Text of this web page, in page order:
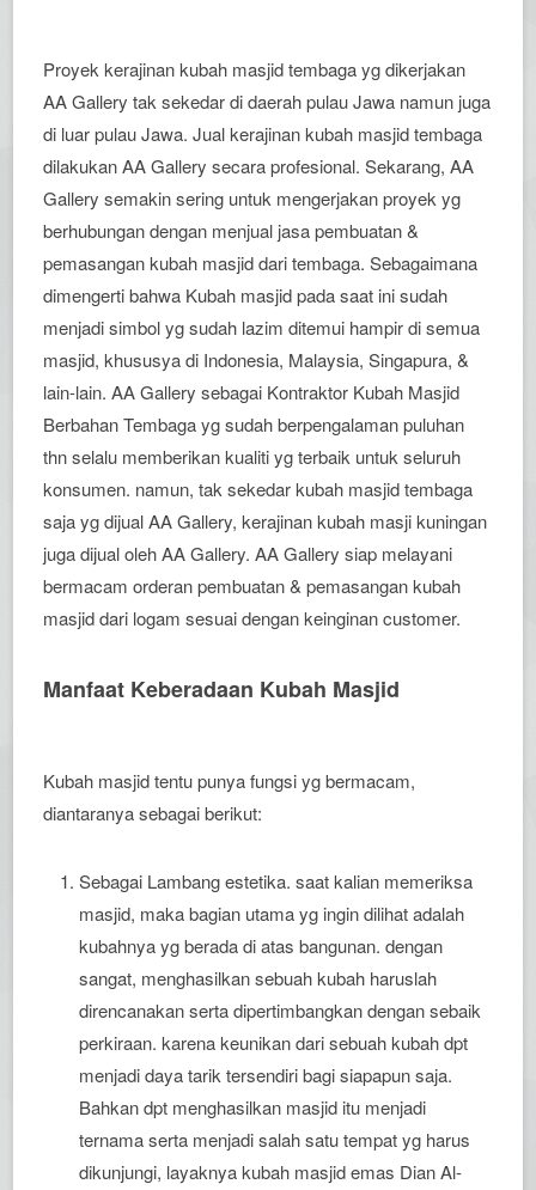
Proyek kerajinan kubah masjid tembaga yg dikerjakan
AA Gallery tak sekedar di daerah pulau Jawa namun juga
di luar pulau Jawa. Jual kerajinan kubah masjid tembaga
dilakukan AA Gallery secara profesional. Sekarang, AA
Gallery semakin sering untuk mengerjakan proyek yg
berhubungan dengan menjual jasa pembuatan &
pemasangan kubah masjid dari tembaga. Sebagaimana
dimengerti bahwa Kubah masjid pada saat ini sudah
menjadi simbol yg sudah lazim ditemui hampir di semua
masjid, khususya di Indonesia, Malaysia, Singapura, &
lain-lain. AA Gallery sebagai Kontraktor Kubah Masjid
Berbahan Tembaga yg sudah berpengalaman puluhan
thn selalu memberikan kualiti yg terbaik untuk seluruh
konsumen. namun, tak sekedar kubah masjid tembaga
saja yg dijual AA Gallery, kerajinan kubah masji kuningan
juga dijual oleh AA Gallery. AA Gallery siap melayani
bermacam orderan pembuatan & pemasangan kubah
masjid dari logam sesuai dengan keinginan customer.
Manfaat Keberadaan Kubah Masjid
Kubah masjid tentu punya fungsi yg bermacam,
diantaranya sebagai berikut:
Sebagai Lambang estetika. saat kalian memeriksa
masjid, maka bagian utama yg ingin dilihat adalah
kubahnya yg berada di atas bangunan. dengan
sangat, menghasilkan sebuah kubah haruslah
direncanakan serta dipertimbangkan dengan sebaik
perkiraan. karena keunikan dari sebuah kubah dpt
menjadi daya tarik tersendiri bagi siapapun saja.
Bahkan dpt menghasilkan masjid itu menjadi
ternama serta menjadi salah satu tempat yg harus
dikunjungi, layaknya kubah masjid emas Dian Al-